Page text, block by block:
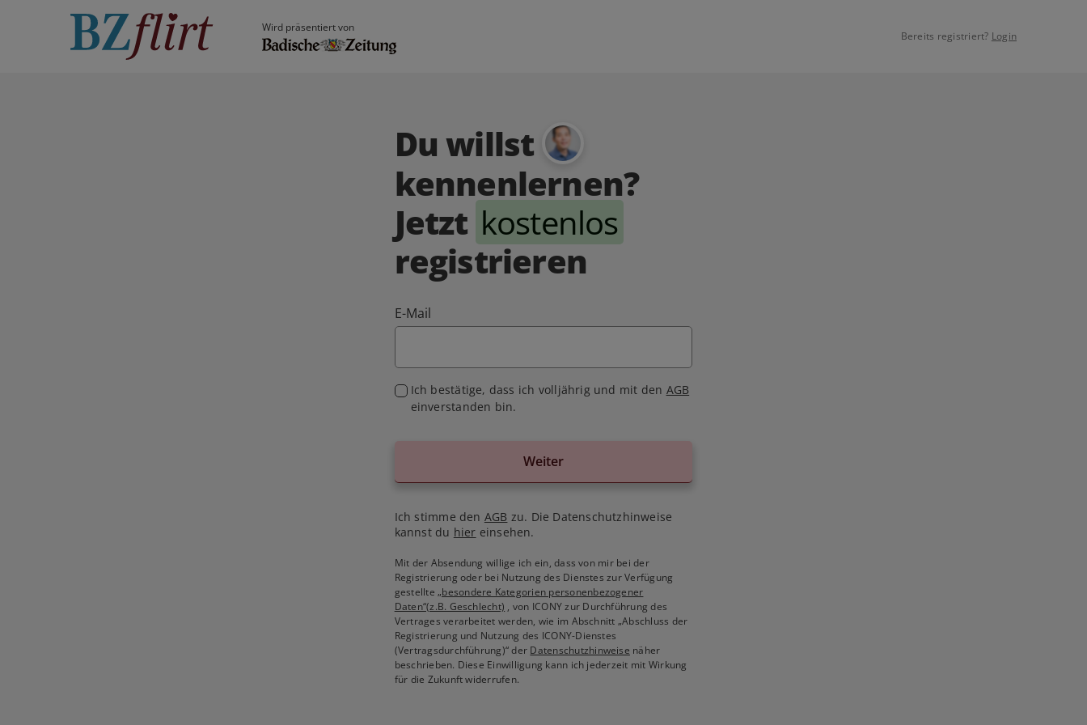
Wird präsentiert von
Bereits registriert? Login
Du willst
kennenlernen?
Jetzt kostenlos
registrieren
E-Mail
Ich bestätige, dass ich volljährig und mit den AGB
einverstanden bin.
Weiter
Ich stimme den AGB zu. Die Datenschutzhinweise
kannst du hier einsehen.
Mit der Absendung willige ich ein, dass von mir bei der
Registrierung oder bei Nutzung des Dienstes zur Verfügung
gestellte„besondere Kategorien personenbezogener
Daten“(z.B. Geschlecht) , von ICONY zur Durchführung des
Vertrages verarbeitet werden, wie im Abschnitt „Abschluss der
Registrierung und Nutzung des ICONY-Dienstes
(Vertragsdurchführung)“ der Datenschutzhinweise näher
beschrieben. Diese Einwilligung kann ich jederzeit mit Wirkung
für die Zukunft widerrufen.